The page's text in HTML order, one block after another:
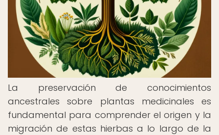
La preservación de conocimientos
ancestrales sobre plantas medicinales es
fundamental para comprender el origen y la
migración de estas hierbas a lo largo de la